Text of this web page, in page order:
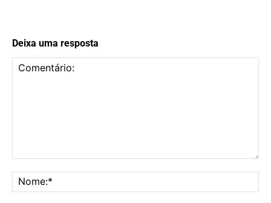
Deixa uma resposta